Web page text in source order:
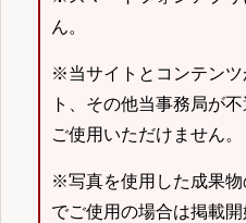
ん。
※当サイトとコンテンツ
ト、その他当事務局が
ご使用いただけません。
※写真を使用した成果
でご使用の場合は掲載